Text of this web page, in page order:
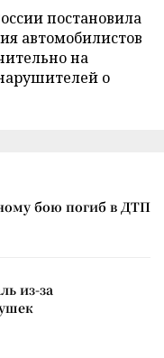
постановила
автомобилистов
на
о
бою погиб в ДТП
из-за